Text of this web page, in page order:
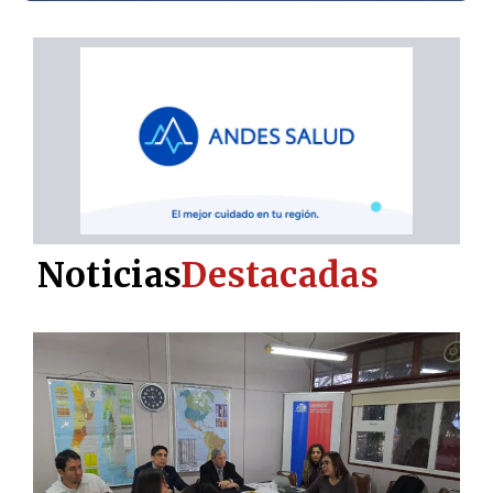
NoticiasDestacadas